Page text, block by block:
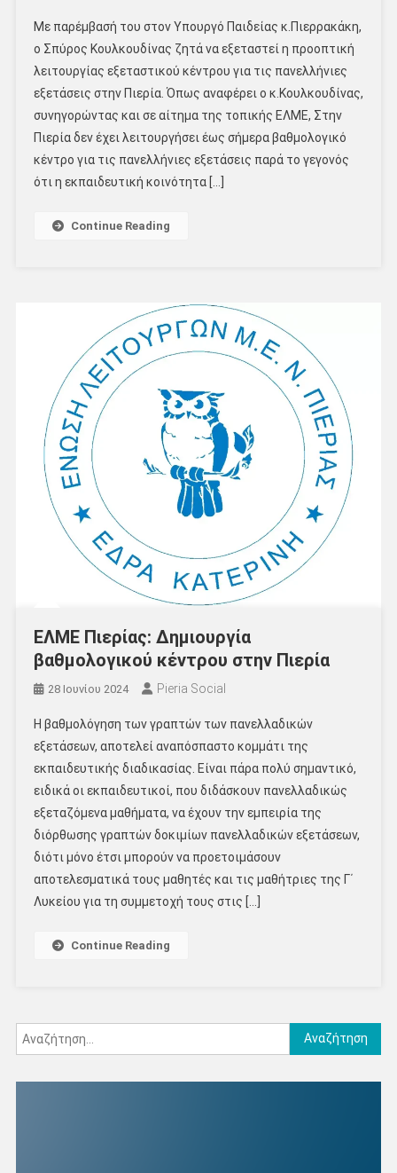
Με παρέμβασή του στον Υπουργό Παιδείας κ.Πιερρακάκη,
ο Σπύρος Κουλκουδίνας ζητά να εξεταστεί η προοπτική
λειτουργίας εξεταστικού κέντρου για τις πανελλήνιες
εξετάσεις στην Πιερία. Όπως αναφέρει ο κ.Κουλκουδίνας,
συνηγορώντας και σε αίτημα της τοπικής ΕΛΜΕ, Στην
Πιερία δεν έχει λειτουργήσει έως σήμερα βαθμολογικό
κέντρο για τις πανελλήνιες εξετάσεις παρά το γεγονός
ότι η εκπαιδευτική κοινότητα […]
Continue Reading
ΕΛΜΕ Πιερίας: Δημιουργία
βαθμολογικού κέντρου στην Πιερία
28 Ιουνίου 2024 Pieria Social
Η βαθμολόγηση των γραπτών των πανελλαδικών
εξετάσεων, αποτελεί αναπόσπαστο κομμάτι της
εκπαιδευτικής διαδικασίας. Είναι πάρα πολύ σημαντικό,
ειδικά οι εκπαιδευτικοί, που διδάσκουν πανελλαδικώς
εξεταζόμενα μαθήματα, να έχουν την εμπειρία της
διόρθωσης γραπτών δοκιμίων πανελλαδικών εξετάσεων,
διότι μόνο έτσι μπορούν να προετοιμάσουν
αποτελεσματικά τους μαθητές και τις μαθήτριες της Γ΄
Λυκείου για τη συμμετοχή τους στις […]
Continue Reading
Αναζήτηση
για: